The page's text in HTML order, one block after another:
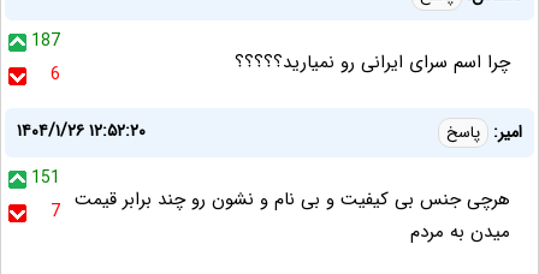
187
6
چرا اسم سرای ایرانی رو نمیارید؟؟؟؟؟
امیر: پاسخ
۱۴۰۴/۱/۲۶ ۱۲:۵۲:۲۰
151
7 هرچی جنس بی کیفیت و بی نام و نشون رو چند برابر قیمت
میدن به مردم